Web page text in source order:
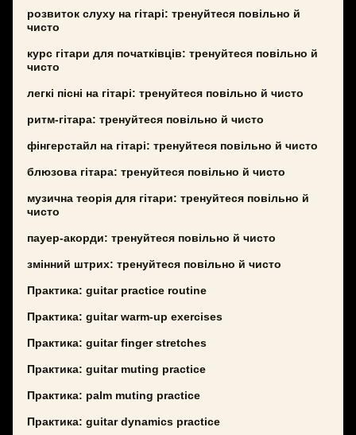
розвиток слуху на гітарі: тренуйтеся повільно й
чисто
курс гітари для початківців: тренуйтеся повільно й
чисто
легкі пісні на гітарі: тренуйтеся повільно й чисто
ритм-гітара: тренуйтеся повільно й чисто
фінгерстайл на гітарі: тренуйтеся повільно й чисто
блюзова гітара: тренуйтеся повільно й чисто
музична теорія для гітари: тренуйтеся повільно й
чисто
пауер-акорди: тренуйтеся повільно й чисто
змінний штрих: тренуйтеся повільно й чисто
Практика: guitar practice routine
Практика: guitar warm-up exercises
Практика: guitar finger stretches
Практика: guitar muting practice
Практика: palm muting practice
Практика: guitar dynamics practice